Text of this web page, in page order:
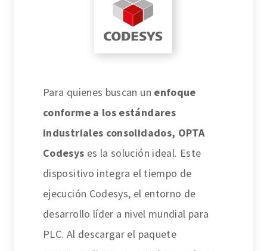
Para quienes buscan un enfoque
conforme a los estándares
industriales consolidados, OPTA
Codesys es la solución ideal. Este
dispositivo integra el tiempo de
ejecución Codesys, el entorno de
desarrollo líder a nivel mundial para
PLC. Al descargar el paquete